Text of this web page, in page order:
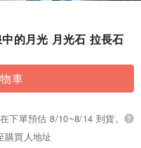
的月光 月光石 拉長石
車
下單預估 8/10~8/14 到貨。
購買人地址